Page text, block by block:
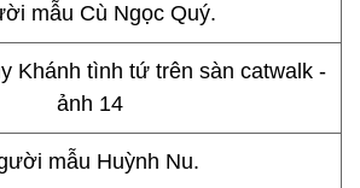
mẫu Cù Ngọc Quý.
mẫu Huỳnh Nu.